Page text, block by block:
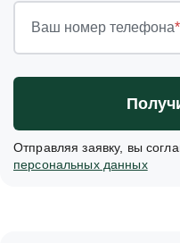
Ваш номер телефона*
Отправляя заявку, вы
персональных данных